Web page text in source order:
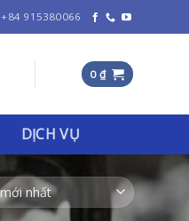
+84 915380066
0 ₫
DỊCH VỤ